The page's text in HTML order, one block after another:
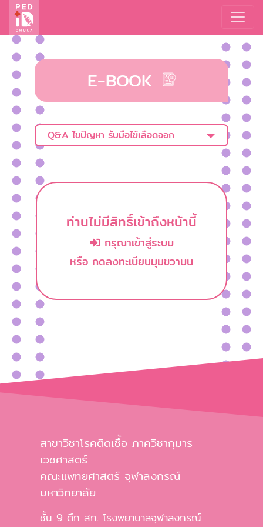
E-BOOK
Q&A ไขปัญหา รับมือไข้เลือดออก
ท่านไม่มีสิทธิ์เข้าถึงหน้านี้
กรุณาเข้าสู่ระบบ
หรือ กดลงทะเบียนมุมขวาบน
สาขาวิชาโรคติดเชื้อ ภาควิชากุมาร
เวชศาสตร์
คณะแพทยศาสตร์ จุฬาลงกรณ์
มหาวิทยาลัย
ชั้น 9 ตึก สก. โรงพยาบาลจุฬาลงกรณ์